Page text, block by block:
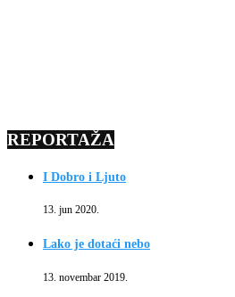
REPORTAŽA
I Dobro i Ljuto
13. jun 2020.
Lako je dotaći nebo
13. novembar 2019.